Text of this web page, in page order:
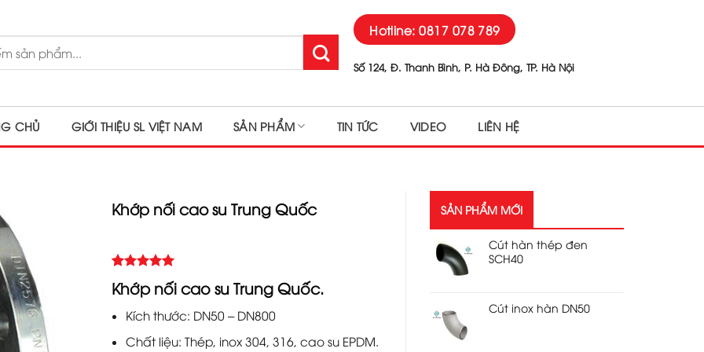
Hotline: 0817 078 789
Số 124, Đ. Thanh Bình, P. Hà Đông, TP. Hà Nội
CHỦ GIỚI THIỆU SL VIỆT NAM SẢN PHẨM TIN TỨC VIDEO LIÊN HỆ
Khớp nối cao su Trung Quốc
5.00
out of 5
customer
Khớp nối cao su Trung Quốc.
Kích thước: DN50 – DN800
Chất liệu: Thép, inox 304, 316, cao su EPDM.
SẢN PHẨM MỚI
Cút hàn thép đen
SCH40
Cút inox hàn DN50